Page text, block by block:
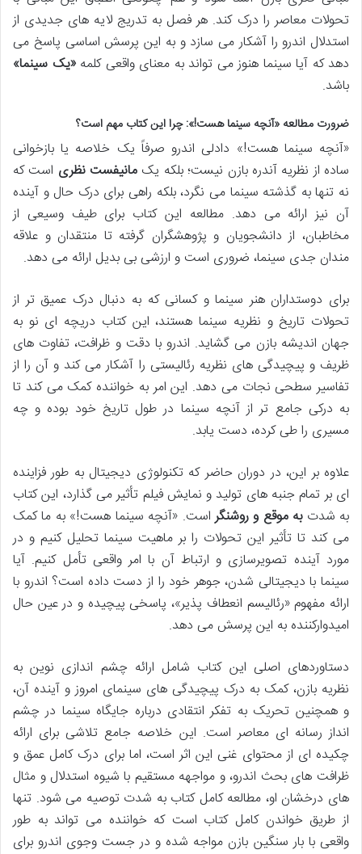
تحولات معاصر را درک کند. هر فصل به تدریج لایه های جدیدی از
استدلال اندرو را آشکار می سازد و به این پرسش اساسی پاسخ می
دهد که آیا سینما هنوز می تواند به معنای واقعی کلمه«یک سینما»
باشد.
ضرورت مطالعه «آنچه سینما هست!»: چرا این کتاب مهم است؟
«آنچه سینما هست!» دادلی اندرو صرفاً یک خلاصه یا بازخوانی
ساده از نظریه آندره بازن نیست؛ بلکه یک مانیفست نظری است که
نه تنها به گذشته سینما می نگرد، بلکه راهی برای درک حال و آینده
آن نیز ارائه می دهد. مطالعه این کتاب برای طیف وسیعی از
مخاطبان، از دانشجویان و پژوهشگران گرفته تا منتقدان و علاقه
مندان جدی سینما، ضروری است و ارزشی بی بدیل ارائه می دهد.
برای دوستداران هنر سینما و کسانی که به دنبال درک عمیق تر از
تحولات تاریخ و نظریه سینما هستند، این کتاب دریچه ای نو به
جهان اندیشه بازن می گشاید. اندرو با دقت و ظرافت، تفاوت های
ظریف و پیچیدگی های نظریه رئالیستی را آشکار می کند و آن را از
تفاسیر سطحی نجات می دهد. این امر به خواننده کمک می کند تا
به درکی جامع تر از آنچه سینما در طول تاریخ خود بوده و چه
مسیری را طی کرده، دست یابد.
علاوه بر این، در دوران حاضر که تکنولوژی دیجیتال به طور فزاینده
ای بر تمام جنبه های تولید و نمایش فیلم تأثیر می گذارد، این کتاب
به شدتبه موقع و روشنگراست. «آنچه سینما هست!» به ما کمک
می کند تا تأثیر این تحولات را بر ماهیت سینما تحلیل کنیم و در
مورد آینده تصویرسازی و ارتباط آن با امر واقعی تأمل کنیم. آیا
سینما با دیجیتالی شدن، جوهر خود را از دست داده است؟ اندرو با
ارائه مفهوم «رئالیسم انعطاف پذیر»، پاسخی پیچیده و در عین حال
امیدوارکننده به این پرسش می دهد.
دستاوردهای اصلی این کتاب شامل ارائه چشم اندازی نوین به
نظریه بازن، کمک به درک پیچیدگی های سینمای امروز و آینده آن،
و همچنین تحریک به تفکر انتقادی درباره جایگاه سینما در چشم
انداز رسانه ای معاصر است. این خلاصه جامع تلاشی برای ارائه
چکیده ای از محتوای غنی این اثر است، اما برای درک کامل عمق و
ظرافت های بحث اندرو، و مواجهه مستقیم با شیوه استدلال و مثال
های درخشان او، مطالعه کامل کتاب به شدت توصیه می شود. تنها
از طریق خواندن کامل کتاب است که خواننده می تواند به طور
واقعی با بار سنگین بازن مواجه شده و در جست وجوی اندرو برای